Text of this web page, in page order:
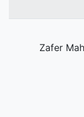
Zafer